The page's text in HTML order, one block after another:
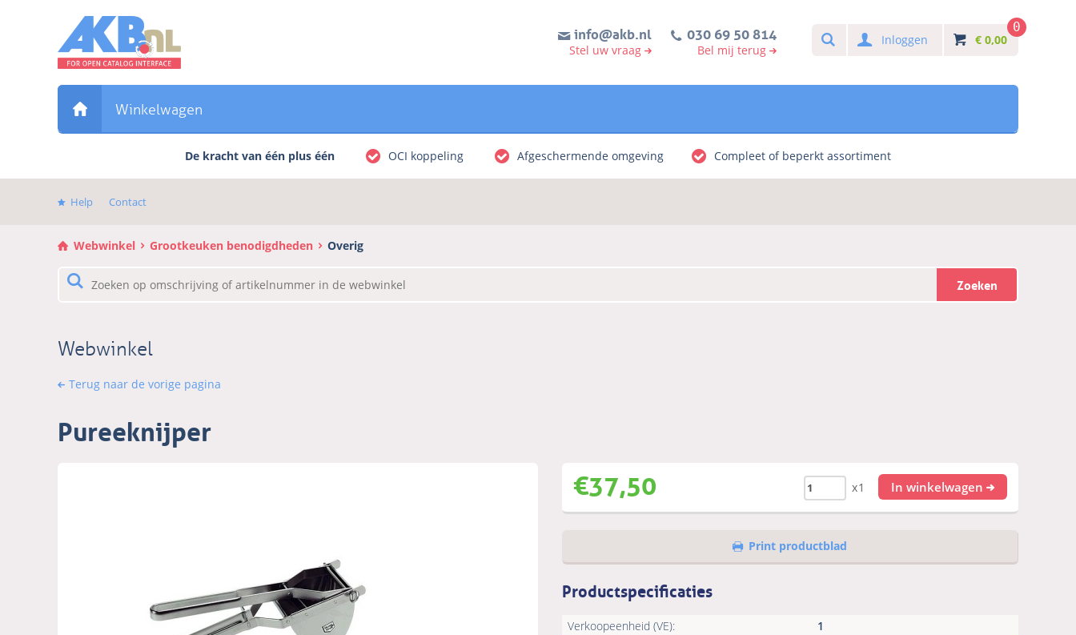
Direct
het
hoofdmenu
info@akb.nl
Stel uw vraag
030 69 50 814
Bel mij terug
SearchInloggen € 0,00
0
Winkelwagen
De kracht van één plus één OCI koppeling Afgeschermende omgeving Compleet of beperkt assortiment
Help Contact
Webwinkel Grootkeuken benodigdheden Overig
Zoeken
Webwinkel
Terug naar de vorige pagina
Pureeknijper
€37,50 x1 In winkelwagen
Print productblad
Productspecificaties
Verkoopeenheid (VE):
1